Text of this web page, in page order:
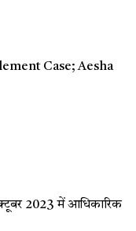
Case; Aesha
2023 में आधिकारिक